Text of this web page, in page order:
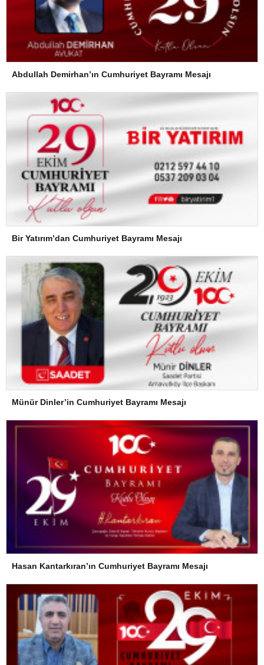
Abdullah Demirhan’ın Cumhuriyet Bayramı Mesajı
Bir Yatırım’dan Cumhuriyet Bayramı Mesajı
Münür Dinler’in Cumhuriyet Bayramı Mesajı
Hasan Kantarkıran’ın Cumhuriyet Bayramı Mesajı